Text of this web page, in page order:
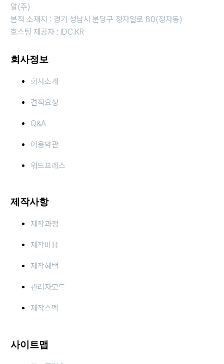
알(주)
본적 소재지 : 경기 성남시 분당구 정자일로 80(정자동)
호스팅 제공자 : IDC.KR
회사정보
회사소개
견적요청
Q&A
이용약관
워드프레스
제작사항
제작과정
제작비용
제작혜택
관리자모드
제작스펙
사이트맵